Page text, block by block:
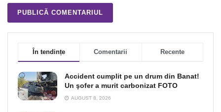
În tendințe Comentarii Recente
Accident cumplit pe un drum din Banat!
Un şofer a murit carbonizat FOTO
AUGUST 8, 2026